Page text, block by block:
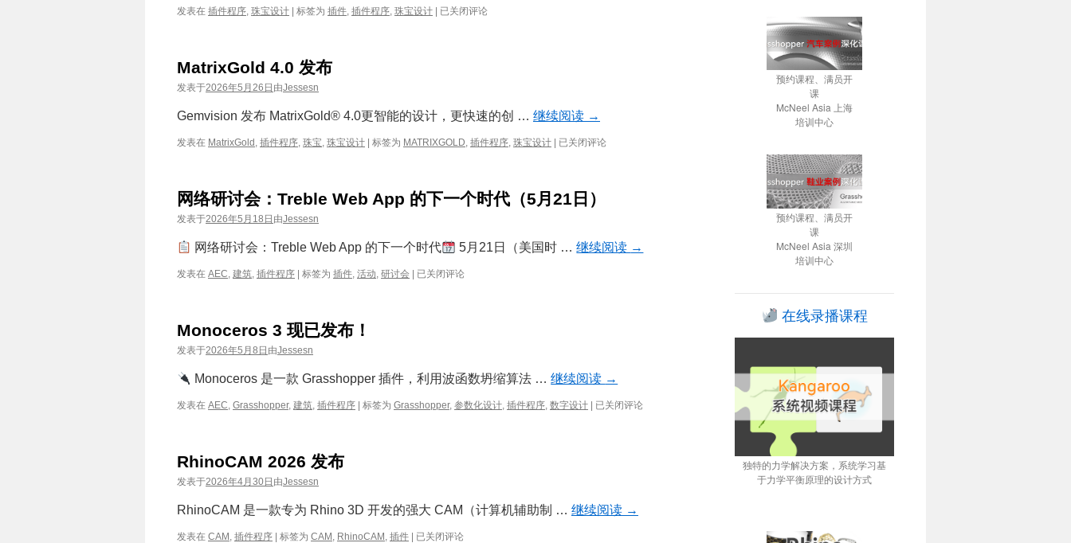
发
轻
模
发表在 插件程序, 珠宝设计 标签为 插件, 插件程序, 珠宝设计
RhinoArtisan
的
新
已关闭评论
MatrixGold 4.0 发布
发表于2026年5月26日 由Jessesn
Gemvision 发布 MatrixGold® 4.0更智能的设计，更快速的创 … 继续阅读 →
发表在 MatrixGold , 插件程序, 珠宝, 珠宝设计 标签为 MATRIXGOLD, 插件程序, 珠宝设计
MatrixGold
已关闭评论
网络研讨会：Treble Web App 的下一个时代（5月21日）
发表于2026年5月18日 由Jessesn
网络研讨会：Treble Web App 的下一个时代 5月21日（美国时 …继续阅读 →
发表在 AEC, 建筑, 插件程序 标签为 插件, 活动, 研讨会
网
App
的
下
21
日）
已关闭评论
Monoceros 3 现已发布！
发表于2026年5月8日 由Jessesn
Monoceros 是一款 Grasshopper 插件，利用波函数坍缩算法 …继续阅读 →
发表在 AEC, Grasshopper, 建筑, 插件程序 标签为 Grasshopper, 参数化设计, 插件程序, 数字设计
Monoceros
已关闭评论
RhinoCAM 2026 发布
发表于2026年4月30日 由Jessesn
RhinoCAM 是一款专为 Rhino 3D 开发的强大 CAM（计算机辅助制 … 继续阅读 →
发表在 CAM , 插件程序 标签为 CAM , RhinoCAM , 插件
RhinoCAM
已关闭评论
预约课程、满员开
课
McNeel Asia 上海
培训中心
预约课程、满员开
课
McNeel Asia 深圳
培训中心
在线录播课程
独特的力学解决方案，系统学习基
于力学平衡原理的设计方式